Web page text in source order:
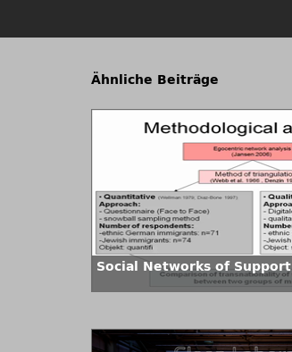
Ähnliche Beiträge
Social Networks of Support